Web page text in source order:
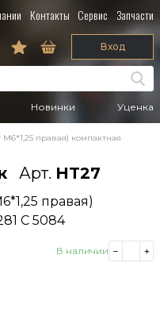
Контакты Сервис Запчасти
Новинки Уценка
Вход
правая) компактная
Арт. HT27
правая)
C 5084
В наличии